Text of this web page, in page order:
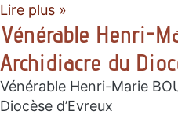
Lire plus »
Vénérable Henri-
Archidiacre du
Vénérable Henri-Marie
Diocèse d’Evreux